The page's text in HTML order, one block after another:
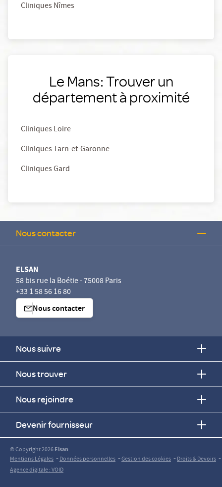
Cliniques Nîmes
Le Mans: Trouver un
département à proximité
Cliniques Loire
Cliniques Tarn-et-Garonne
Cliniques Gard
Nous contacter
ELSAN
58 bis rue la Boétie - 75008 Paris
+33 1 58 56 16 80
Nous contacter
Nous suivre
Nous trouver
Nous rejoindre
Devenir fournisseur
© Copyright 2026Elsan
Mentions Légales -Données personnelles -Gestion des cookies -Droits & Devoirs -
Agence digitale : VOID